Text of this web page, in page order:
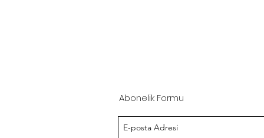
Abonelik Formu